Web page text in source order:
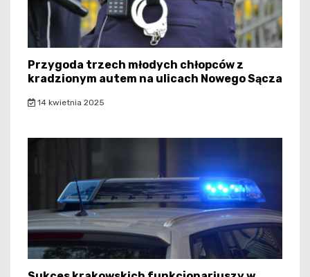
Przygoda trzech młodych chłopców z
kradzionym autem na ulicach Nowego Sącza
14 kwietnia 2025